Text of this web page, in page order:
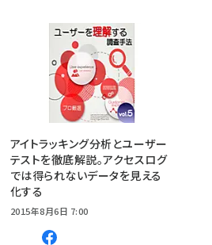
アイトラッキング分析とユーザー
テストを徹底解説。アクセスログ
では得られないデータを見える
化する
2015年8月6日 7:00